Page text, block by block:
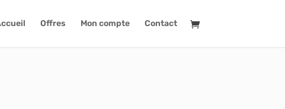
Offres Mon compte Contact